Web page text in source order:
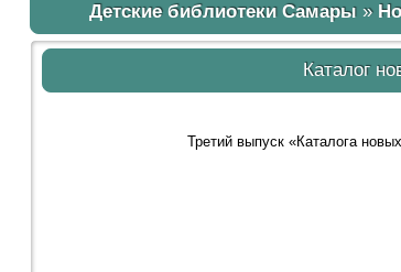
Детские библиотеки Самары »
Каталог
Третий выпуск «Каталога